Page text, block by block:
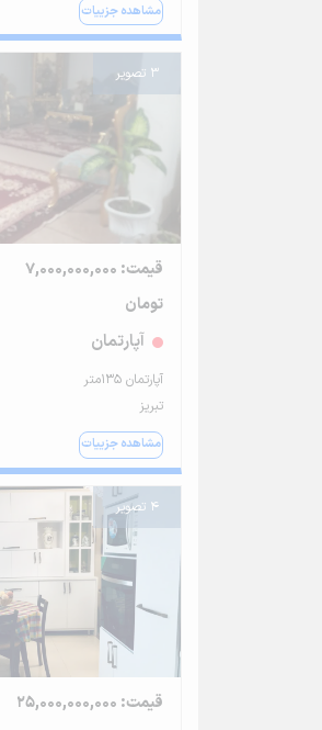
مشاهده جزییات
3 تصویر
قیمت: 7,000,000,000
تومان
آپارتمان
آپارتمان ۱۳۵متر
تبریز
مشاهده جزییات
4 تصویر
قیمت: 25,000,000,000